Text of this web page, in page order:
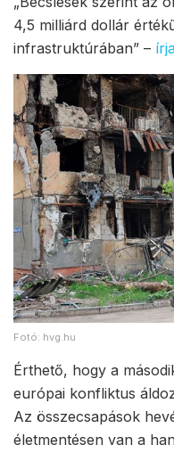
4,5 milliárd dollár
infrastruktúrában” –
Fotó: hvg.hu
Érthető, hogy a
európai konfliktus
Az összecsapások
életmentésen van a